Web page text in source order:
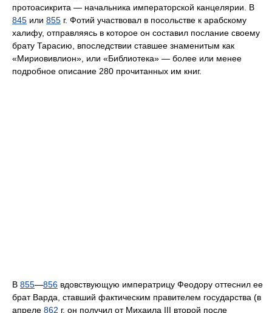
протоасикрита — начальника императорской канцелярии. В
845 или 855 г. Фотий участвовал в посольстве к арабскому
халифу, отправляясь в которое он составил послание своему
брату Тарасию, впоследствии ставшее знаменитым как
«Мириовивлион», или «Библиотека» — более или менее
подробное описание 280 прочитанных им книг.
В 855—856 вдовствующую императрицу Феодору оттеснил ее
брат Варда, ставший фактическим правителем государства (в
апреле 862 г. он получил от Михаила III второй после